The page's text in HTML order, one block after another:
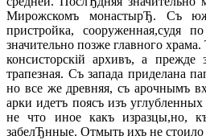
Мирожскомъ монастырЂ. Съ
пристройка, сооруженная,судя
значительно позже главного
консисторскiй архивъ, а прежде
трапезная. Съ запада приделана
но все же древняя, съ арочнымъ
арки идетъ поясъ изъ
не что иное какъ изразцы,но,
забелЂнные. Отмыть ихъ не